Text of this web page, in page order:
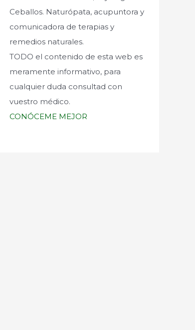
Ceballos. Naturópata, acupuntora y
comunicadora de terapias y
remedios naturales.
TODO el contenido de esta web es
meramente informativo, para
cualquier duda consultad con
vuestro médico.
CONÓCEME MEJOR